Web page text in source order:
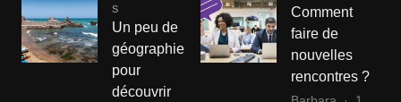
faut
prévoir
S
Un peu de
géographie
pour
découvrir
Comment
faire de
nouvelles
rencontres ?